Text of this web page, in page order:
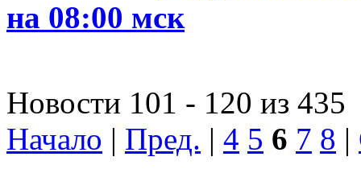
на 08:00 мск
Новости 101 - 120 из 435
Начало | Пред. | 4 5 6 7 8 |